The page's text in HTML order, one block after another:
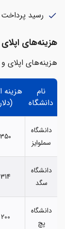
check رسید
هزینه‌های
هزینه‌های اپلای
نام
دانشگاه
هزینه
دانشگاه
سملوایز
350
دانشگاه
سگد
314
دانشگاه
پچ
200